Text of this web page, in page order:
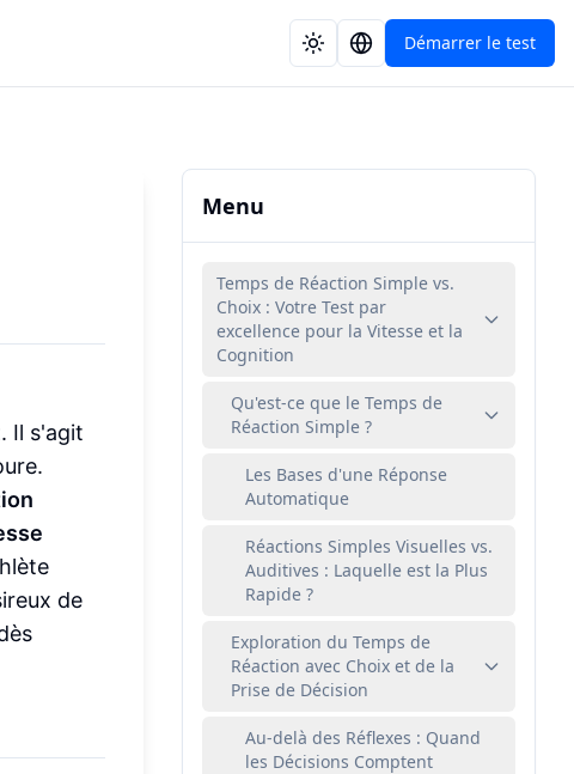
Démarrer le test
Il s'agit
de
Menu
Temps de Réaction Simple vs.
Choix : Votre Test par
excellence pour la Vitesse et la
Cognition
Qu'est-ce que le Temps de
Réaction Simple ?
Les Bases d'une Réponse
Automatique
Réactions Simples Visuelles vs.
Auditives : Laquelle est la Plus
Rapide ?
Exploration du Temps de
Réaction avec Choix et de la
Prise de Décision
Au-delà des Réflexes : Quand
les Décisions Comptent